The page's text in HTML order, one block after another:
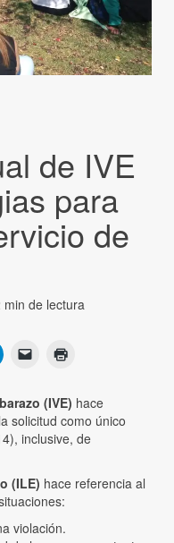
de IVE
para
de
min de lectura
(IVE) hace
solicitud como único
inclusive, de
(ILE) hace referencia al
violación.